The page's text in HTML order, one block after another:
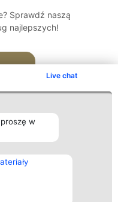
Live chat
w
Sprawdź naszą
najlepszych!
Kontakt
Kontakt